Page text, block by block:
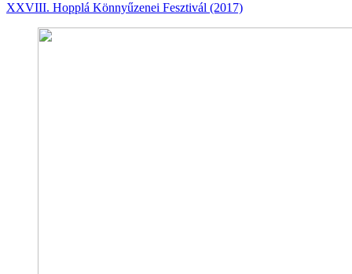
XXVIII. Hopplá Könnyűzenei Fesztivál (2017)